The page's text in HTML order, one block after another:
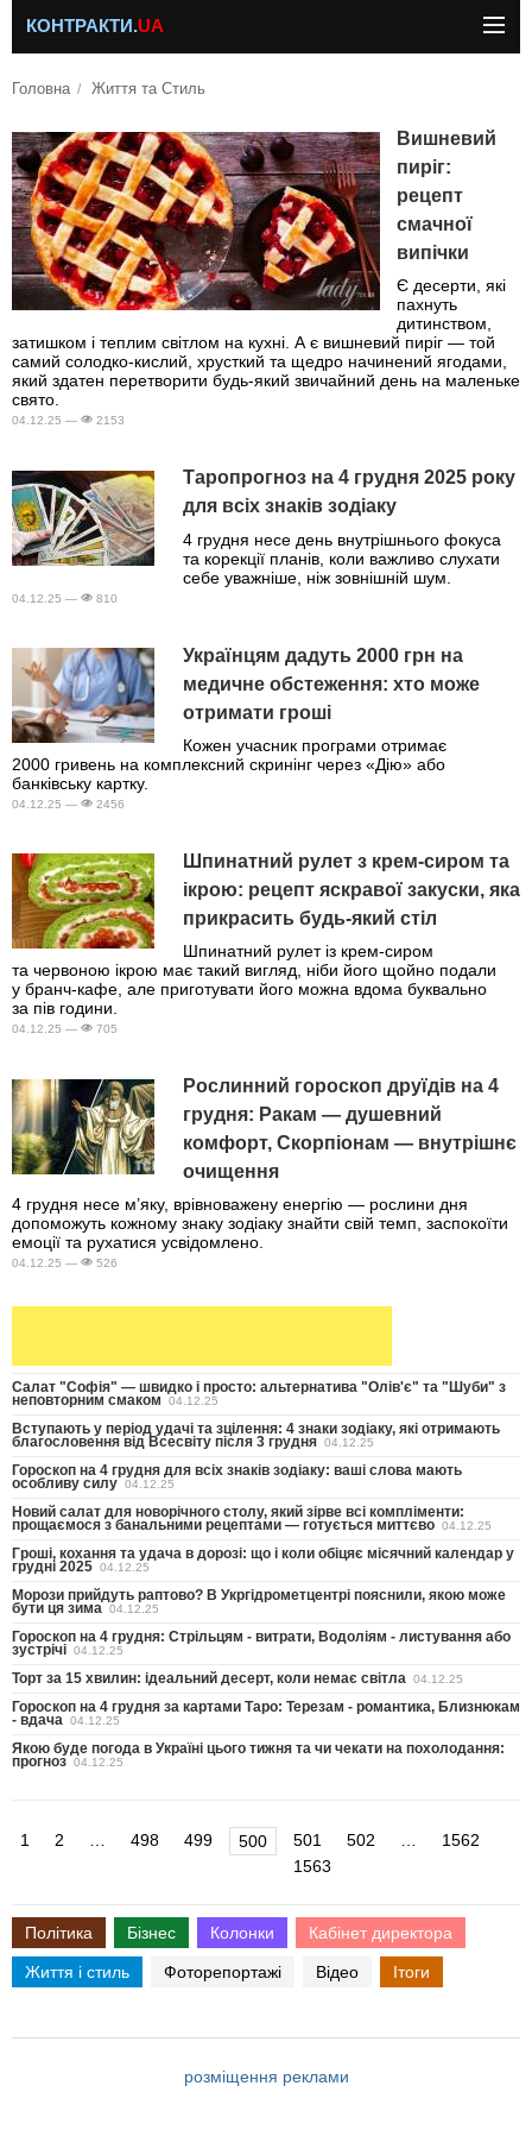
КОНТРАКТИ.UA
Головна Життя та Стиль
Вишневий
пиріг:
рецепт
смачної
випічки
Є десерти, які
пахнуть
дитинством,
затишком і теплим світлом на кухні. А є вишневий пиріг — той
самий солодко-кислий, хрусткий та щедро начинений ягодами,
який здатен перетворити будь-який звичайний день на маленьке
свято.
04.12.25 — 2153
Таропрогноз на 4 грудня 2025 року
для всіх знаків зодіаку
4 грудня несе день внутрішнього фокуса
та корекції планів, коли важливо слухати
себе уважніше, ніж зовнішній шум.
04.12.25 — 810
Українцям дадуть 2000 грн на
медичне обстеження: хто може
отримати гроші
Кожен учасник програми отримає
2000 гривень на комплексний скринінг через «Дію» або
банківську картку.
04.12.25 — 2456
Шпинатний рулет з крем-сиром та
ікрою: рецепт яскравої закуски, яка
прикрасить будь-який стіл
Шпинатний рулет із крем-сиром
та червоною ікрою має такий вигляд, ніби його щойно подали
у бранч-кафе, але приготувати його можна вдома буквально
за пів години.
04.12.25 — 705
Рослинний гороскоп друїдів на 4
грудня: Ракам — душевний
комфорт, Скорпіонам — внутрішнє
очищення
4 грудня несе м’яку, врівноважену енергію — рослини дня
допоможуть кожному знаку зодіаку знайти свій темп, заспокоїти
емоції та рухатися усвідомлено.
04.12.25 — 526
Салат "Софія" — швидко і просто: альтернатива "Олів'є" та "Шуби" з
неповторним смаком 04.12.25
Вступають у період удачі та зцілення: 4 знаки зодіаку, які отримають
благословення від Всесвіту після 3 грудня 04.12.25
Гороскоп на 4 грудня для всіх знаків зодіаку: ваші слова мають
особливу силу 04.12.25
Новий салат для новорічного столу, який зірве всі компліменти:
прощаємося з банальними рецептами — готується миттєво 04.12.25
Гроші, кохання та удача в дорозі: що і коли обіцяє місячний календар у
грудні 2025 04.12.25
Морози прийдуть раптово? В Укргідрометцентрі пояснили, якою може
бути ця зима 04.12.25
Гороскоп на 4 грудня: Стрільцям - витрати, Водоліям - листування або
зустрічі 04.12.25
Торт за 15 хвилин: ідеальний десерт, коли немає світла 04.12.25
Гороскоп на 4 грудня за картами Таро: Терезам - романтика, Близнюкам
- вдача 04.12.25
Якою буде погода в Україні цього тижня та чи чекати на похолодання:
прогноз 04.12.25
1 2 … 498 499 500 501 502 …
1562
1563
Політика Бізнес Колонки Кабінет директора
Життя і стиль Фоторепортажі Відео Ітоги
розміщення реклами